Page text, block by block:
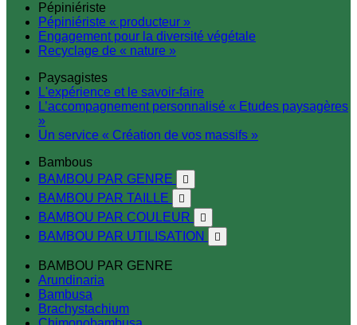
Pépiniériste
Pépiniériste « producteur »
Engagement pour la diversité végétale
Recyclage de « nature »
Paysagistes
L'expérience et le savoir-faire
L’accompagnement personnalisé « Etudes paysagères
»
Un service « Création de vos massifs »
Bambous
BAMBOU PAR GENRE

BAMBOU PAR TAILLE 
BAMBOU PAR COULEUR 
BAMBOU PAR UTILISATION 
BAMBOU PAR GENRE
Arundinaria
Bambusa
Brachystachium